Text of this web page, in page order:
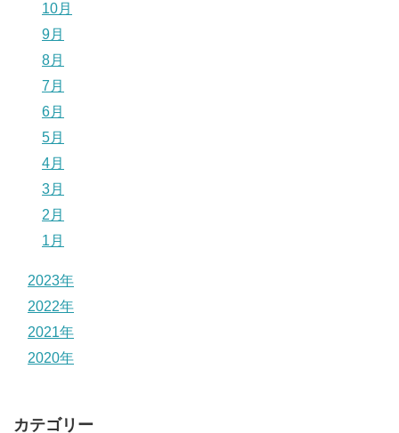
10月
9月
8月
7月
6月
5月
4月
3月
2月
1月
2023年
2022年
2021年
2020年
カテゴリー